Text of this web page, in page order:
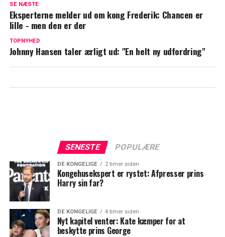
'Vild med dans'-veteran åbner op om
SE NÆSTE
Eksperterne melder ud om kong Frederik: Chancen er
lille - men den er der
TOPNYHED
Johnny Hansen taler ærligt ud: "En helt ny udfordring"
SENESTE POPULÆRE
DE KONGELIGE 2 timer siden
Kongehusekspert er rystet: Afpresser prins
Harry sin far?
DE KONGELIGE 4 timer siden
Nyt kapitel venter: Kate kæmper for at
beskytte prins George